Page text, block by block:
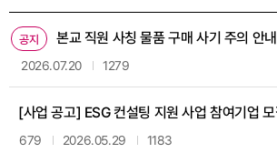
공지 본교 직원 사칭 물품 구매 사기 주의 안내
2026.07.20 1279
679 2026.05.29 1183